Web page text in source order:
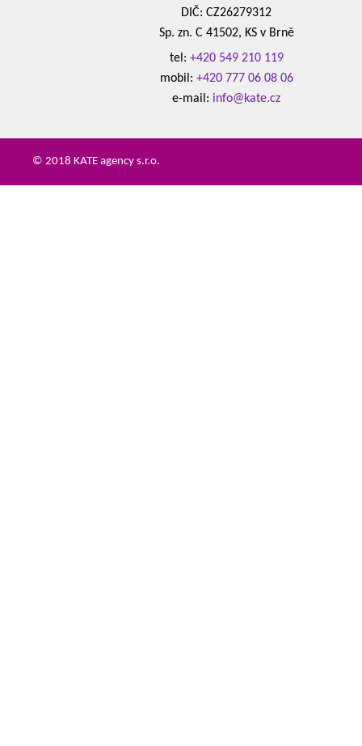
DIČ: CZ26279312
Sp. zn. C 41502, KS v Brně
tel: +420 549 210 119
mobil: +420 777 06 08 06
e-mail: info@kate.cz
© 2018 KATE agency s.r.o.